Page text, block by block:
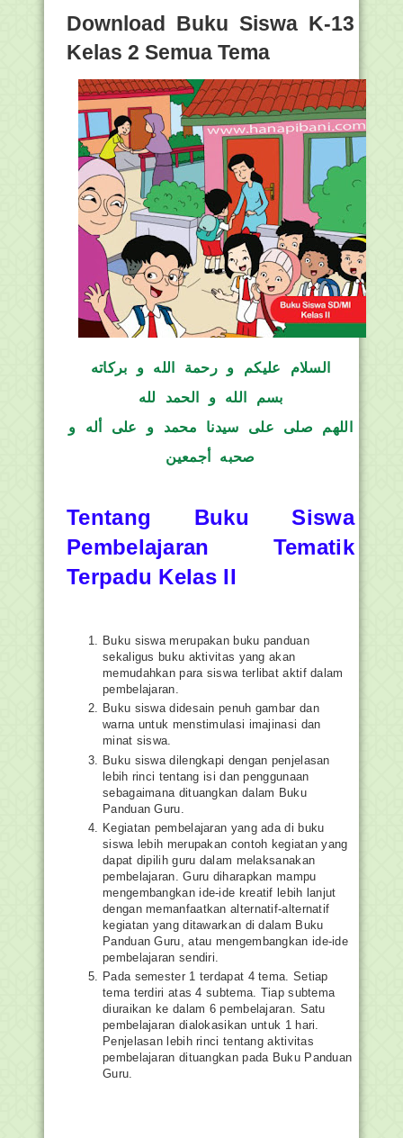
Download Buku Siswa K-13
Kelas 2 Semua Tema
السلام عليكم و رحمة الله و بركاته
بسم الله و الحمد لله
اللهم صلى على سيدنا محمد و على أله و
صحبه أجمعين
Tentang Buku Siswa
Pembelajaran Tematik
Terpadu Kelas II
Buku siswa merupakan buku panduan
sekaligus buku aktivitas yang akan
memudahkan para siswa terlibat aktif dalam
pembelajaran.
Buku siswa didesain penuh gambar dan
warna untuk menstimulasi imajinasi dan
minat siswa.
Buku siswa dilengkapi dengan penjelasan
lebih rinci tentang isi dan penggunaan
sebagaimana dituangkan dalam Buku
Panduan Guru.
Kegiatan pembelajaran yang ada di buku
siswa lebih merupakan contoh kegiatan yang
dapat dipilih guru dalam melaksanakan
pembelajaran. Guru diharapkan mampu
mengembangkan ide-ide kreatif lebih lanjut
dengan memanfaatkan alternatif-alternatif
kegiatan yang ditawarkan di dalam Buku
Panduan Guru, atau mengembangkan ide-ide
pembelajaran sendiri.
Pada semester 1 terdapat 4 tema. Setiap
tema terdiri atas 4 subtema. Tiap subtema
diuraikan ke dalam 6 pembelajaran. Satu
pembelajaran dialokasikan untuk 1 hari.
Penjelasan lebih rinci tentang aktivitas
pembelajaran dituangkan pada Buku Panduan
Guru.